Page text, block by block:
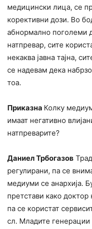
медицински лица, се
корективни дози. Во
абнормално поголеми
натпревар, сите
некаква јавна тајна,
се надевам дека
тоа.
Приказна Колку
имаат негативно
натпреварите?
Даниел Трбогазов
регулирани, па се
медиуми се анархија.
претстави како доктор
па се користат
сл. Младите генерации